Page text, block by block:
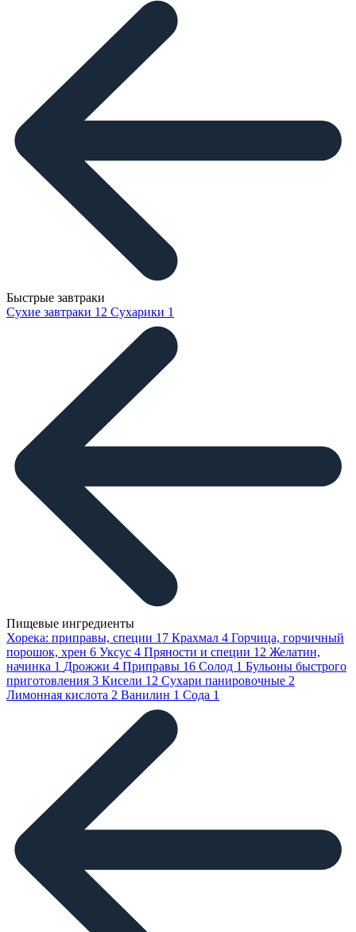
Быстрые завтраки
Сухие завтраки 12 Сухарики 1
Пищевые ингредиенты
Хорека: приправы, специи 17 Крахмал 4 Горчица, горчичный
порошок, хрен 6 Уксус 4 Пряности и специи 12 Желатин,
начинка 1 Дрожжи 4 Приправы 16 Солод 1 Бульоны быстрого
приготовления 3 Кисели 12 Сухари панировочные 2
Лимонная кислота 2 Ванилин 1 Сода 1